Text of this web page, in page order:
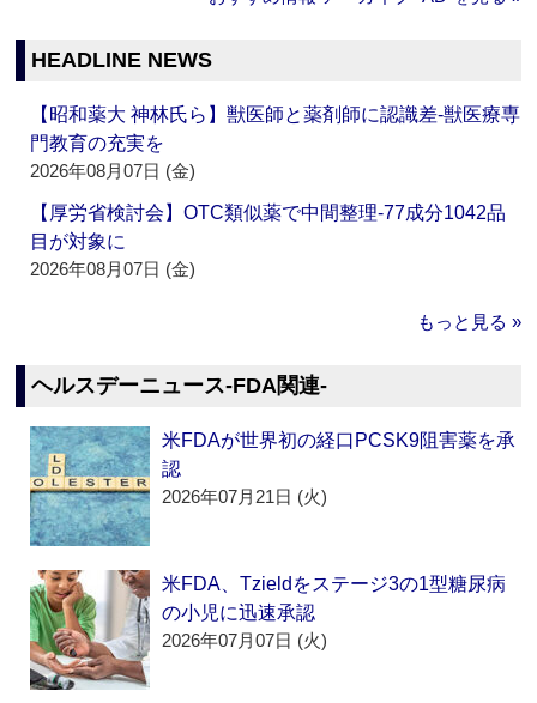
HEADLINE NEWS
【昭和薬大 神林氏ら】獣医師と薬剤師に認識差‐獣医療専
門教育の充実を
2026年08月07日 (金)
【厚労省検討会】OTC類似薬で中間整理‐77成分1042品
目が対象に
2026年08月07日 (金)
もっと見る »
ヘルスデーニュース‐FDA関連‐
米FDAが世界初の経口PCSK9阻害薬を承
認
2026年07月21日 (火)
米FDA、Tzieldをステージ3の1型糖尿病
の小児に迅速承認
2026年07月07日 (火)